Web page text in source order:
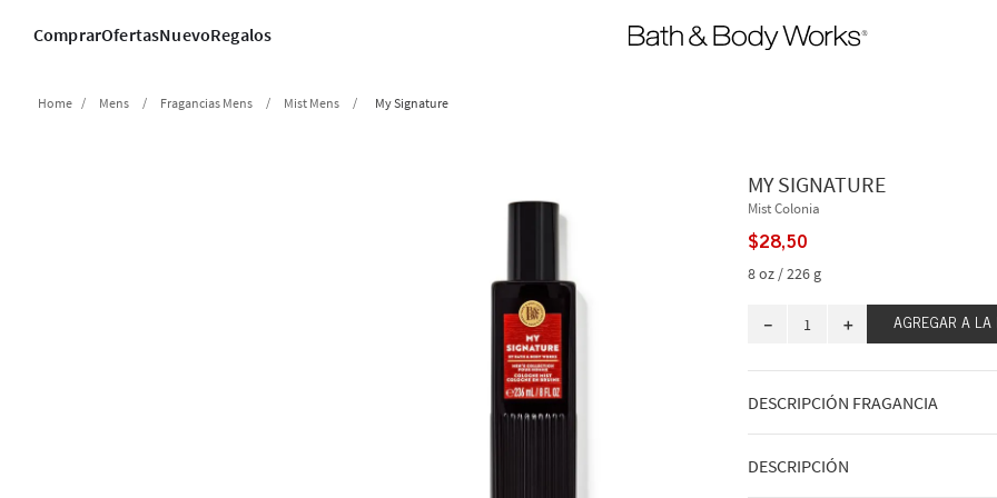
ComprarOfertasNuevoRegalos
Mens Fragancias Mens Mist Mens My Signature
MY SIGNATURE
Mist Colonia
$28,50
8 oz / 226 g
＋
－ AGREGAR A LA
DESCRIPCIÓN FRAGANCIA
DESCRIPCIÓN